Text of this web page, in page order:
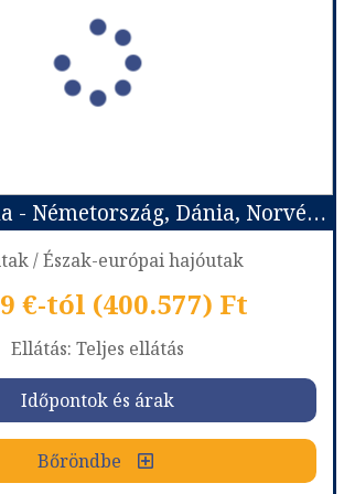
Hajóutak
Észak-európai hajóutak
Utazás módja:Hajó
Ellátás:Teljes ellátás
Hajó kabin
Costa ár, The Interior (I1), 2 felnőtt
2026-09-11 | 11 éj
€-tól (393.012) Ft
Időpontok és árak
Bőröndbe
Costa Diadema - Németország, Dánia, Norvégia
/ Észak-európai hajóutak
€-tól (400.577) Ft
Ellátás: Teljes ellátás
Időpontok és árak
Bőröndbe